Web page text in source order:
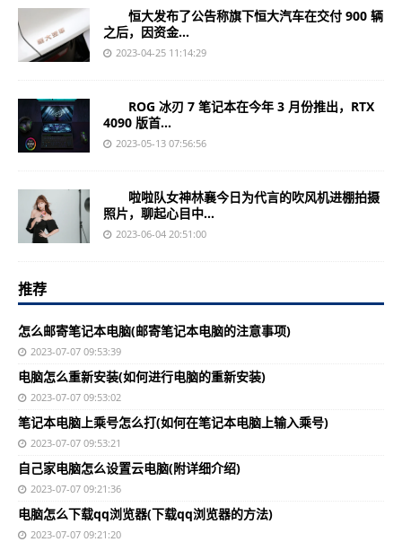
恒大发布了公告称旗下恒大汽车在交付 900 辆
之后，因资金...
2023-04-25 11:14:29
ROG 冰刃 7 笔记本在今年 3 月份推出，RTX
4090 版首...
2023-05-13 07:56:56
啦啦队女神林襄今日为代言的吹风机进棚拍摄
照片，聊起心目中...
2023-06-04 20:51:00
推荐
怎么邮寄笔记本电脑(邮寄笔记本电脑的注意事项)
2023-07-07 09:53:39
电脑怎么重新安装(如何进行电脑的重新安装)
2023-07-07 09:53:02
笔记本电脑上乘号怎么打(如何在笔记本电脑上输入乘号)
2023-07-07 09:53:21
自己家电脑怎么设置云电脑(附详细介绍)
2023-07-07 09:21:36
电脑怎么下载qq浏览器(下载qq浏览器的方法)
2023-07-07 09:21:20